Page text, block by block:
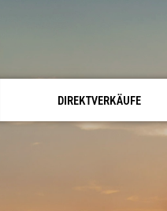
DIREKTVERKÄUFE